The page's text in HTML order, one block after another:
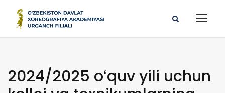
2024/2025 oʻquv yili uchun